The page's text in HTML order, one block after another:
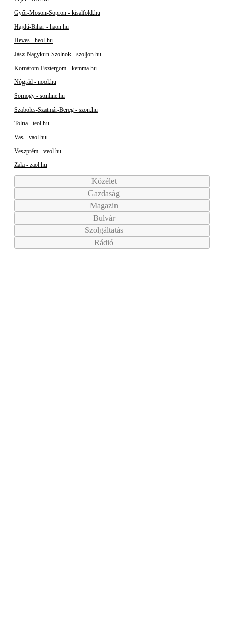
Győr-Moson-Sopron - kisalfold.hu
Hajdú-Bihar - haon.hu
Heves - heol.hu
Jász-Nagykun-Szolnok - szoljon.hu
Komárom-Esztergom - kemma.hu
Nógrád - nool.hu
Somogy - sonline.hu
Szabolcs-Szatmár-Bereg - szon.hu
Tolna - teol.hu
Vas - vaol.hu
Veszprém - veol.hu
Zala - zaol.hu
Közélet
Gazdaság
Magazin
Bulvár
Szolgáltatás
Rádió